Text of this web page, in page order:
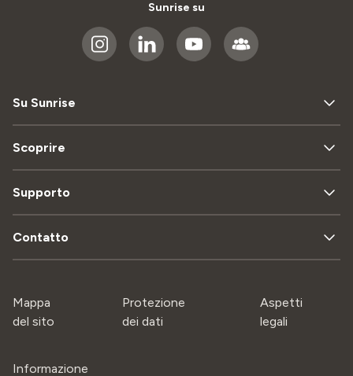
Sunrise su
Su Sunrise
Scoprire
Supporto
Contatto
Mappa
del sito
Protezione
dei dati
Aspetti
legali
Informazione